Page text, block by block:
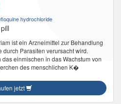
hydrochloride
ist ein Arzneimittel zur Behandlung
Parasiten verursacht wird.
einmischen in das Wachstum von
des menschlichen K�
jetzt